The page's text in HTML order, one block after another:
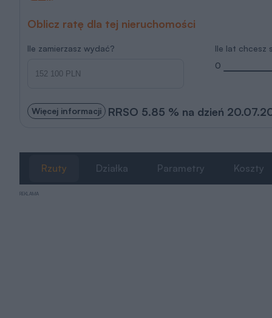
Oblicz ratę dla tej nieruchomości
Ile zamierzasz wydać?
Ile lat chcesz
0
Więcej informacji RRSO 5.85 % na dzień
Rzuty Działka Parametry Koszty
REKLAMA